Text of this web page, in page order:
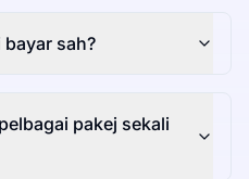
bayar sah?
pakej sekali